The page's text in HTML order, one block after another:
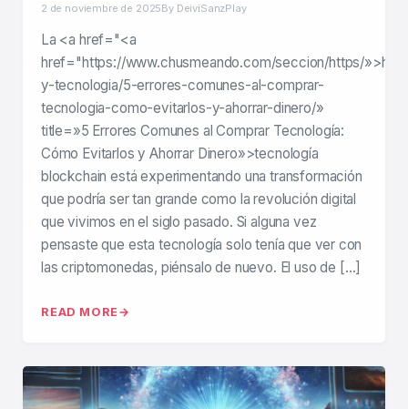
2 de noviembre de 2025By DeiviSanzPlay
La <a href="<a
href="https://www.chusmeando.com/seccion/https/
y-tecnologia/5-errores-comunes-al-comprar-
tecnologia-como-evitarlos-y-ahorrar-dinero/»
title=»5 Errores Comunes al Comprar Tecnología:
Cómo Evitarlos y Ahorrar Dinero»>tecnología
blockchain está experimentando una transformación
que podría ser tan grande como la revolución digital
que vivimos en el siglo pasado. Si alguna vez
pensaste que esta tecnología solo tenía que ver con
las criptomonedas, piénsalo de nuevo. El uso de […]
READ MORE